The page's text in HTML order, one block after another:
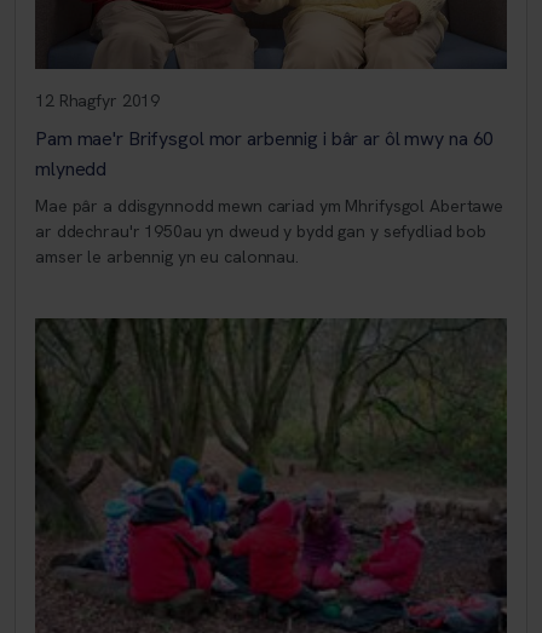
12 Rhagfyr 2019
Pam mae'r Brifysgol mor arbennig i bâr ar ôl mwy na 60
mlynedd
Mae pâr a ddisgynnodd mewn cariad ym Mhrifysgol Abertawe
ar ddechrau'r 1950au yn dweud y bydd gan y sefydliad bob
amser le arbennig yn eu calonnau.